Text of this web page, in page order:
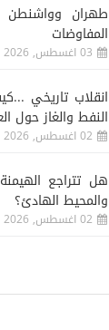
طهران
المفاوضات
03 اغسطس, 2026
انقلاب تاريخي
النفط والغاز حول
02 اغسطس, 2026
هل تتراجع
والمحيط الهادئ؟
02 اغسطس, 2026